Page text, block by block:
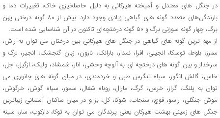
در جنگل های معتدل و آمیخته هیرکانی به دلیل حاصلخیزی خاک، تغییرات دما و
بارندگی‌های متعدد گونه های گیاهی زیادی وجود دارد. بیش از ۸۰ گونه درختی پهن
برگ، چهار گونه سوزنی برگ و ۵۰ گونه درختچه‌ای تاکنون در آن شناسایی شده است.
از مهم ترین گونه های گیاهی در جنگل های هیرکانی بین درختان می توان به راش،
ممرز، بلوط، توسکا، انجیلی، افرا، نمدار، بارانک، نارون، زبان گنجشک، انجیر، لرگ و
سرخدار و بین گونه های درختچه ای به آلوچه وحشی، انار، شمشاد، ولیک، ازگیل، جل،
خاس، گالش انگور، سیاه تنگرس طبی و خردمندی، در میان گونه های جانوری می
توان به پلنگ، گراز، خرس، گرگ، مارال، روباه شغال، سمور، سیاه گوش، خرگوش،
موش جنگلی، راسو، قوچ، سنجاب، شوکا، کل، بز و در میان ساکنان آسمانی زیباترین
جنگل های زمینی بهشت هیرکان یعنی پرندگان می توان به توکا، دارکوب، سار، سینه